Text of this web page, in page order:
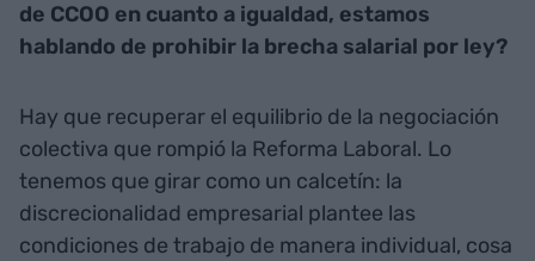
de CCOO en cuanto a igualdad, estamos
hablando de prohibir la brecha salarial por ley?
Hay que recuperar el equilibrio de la negociación
colectiva que rompió la Reforma Laboral. Lo
tenemos que girar como un calcetín: la
discrecionalidad empresarial plantee las
condiciones de trabajo de manera individual, cosa